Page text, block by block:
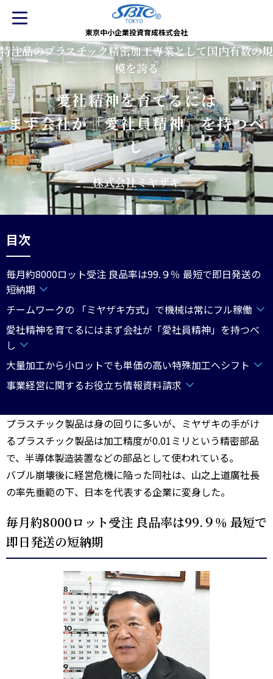
東京中小企業投資育成株式会社
特注品のプラスチック精密加工専業として国内有数の規
模を誇る
愛社精神を育てるには
まず会社が「愛社員精神」を持つべ
し
株式会社ミヤザキ
目次
毎月約8000ロット受注 良品率は99.９％ 最短で即日発送の
短納期
チームワークの 「ミヤザキ方式」で機械は常にフル稼働
愛社精神を育てるにはまず会社が「愛社員精神」を持つべ
し
大量加工から小ロットでも単価の高い特殊加工へシフト
事業経営に関するお役立ち情報資料請求
プラスチック製品は身の回りに多いが、ミヤザキの手がけ
るプラスチック製品は加工精度が0.01ミリという精密部品
で、半導体製造装置などの部品として使われている。
バブル崩壊後に経営危機に陥った同社は、山之上道廣社長
の率先垂範の下、日本を代表する企業に変身した。
毎月約8000ロット受注 良品率は99.９％ 最短で
即日発送の短納期